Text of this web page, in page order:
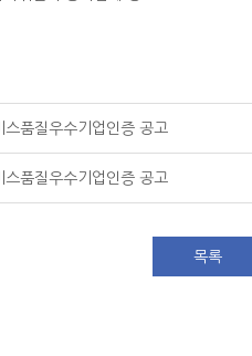
품질우수기업인증 공고
품질우수기업인증 공고
목록